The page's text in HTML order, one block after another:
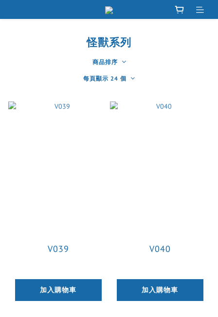
怪獸系列
商品排序
每頁顯示 24 個
V039
加入購物車
V040
加入購物車